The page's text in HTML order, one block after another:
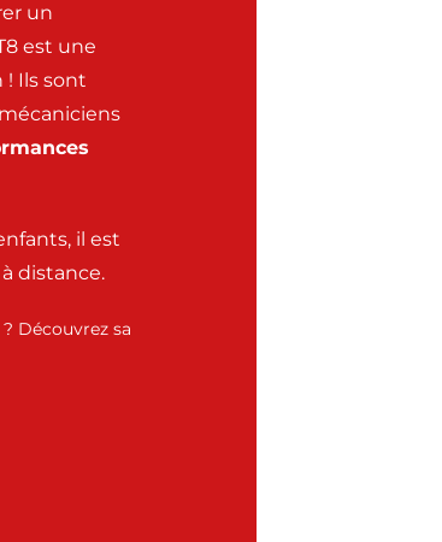
un
est une
Ils sont
il est
distance.
Découvrez sa